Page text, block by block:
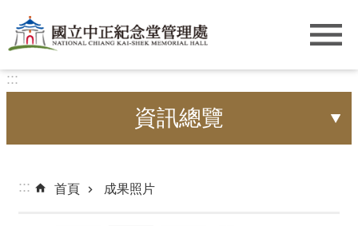
跳到主要內容區塊
:::
資訊總覽
::: 首頁 成果照片